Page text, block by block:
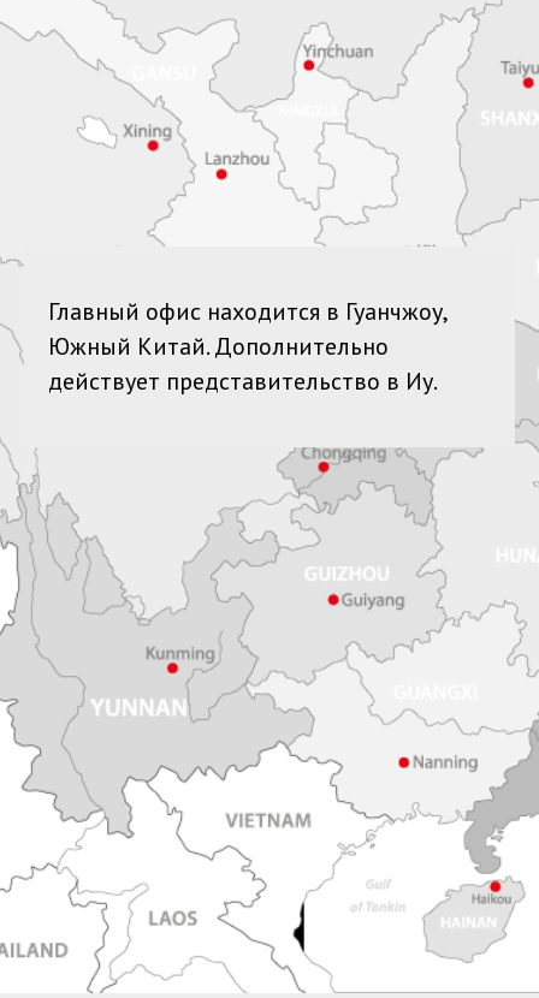
Главный офис находится в Гуанчжоу,
Южный Китай. Дополнительно
действует представительство в Иу.